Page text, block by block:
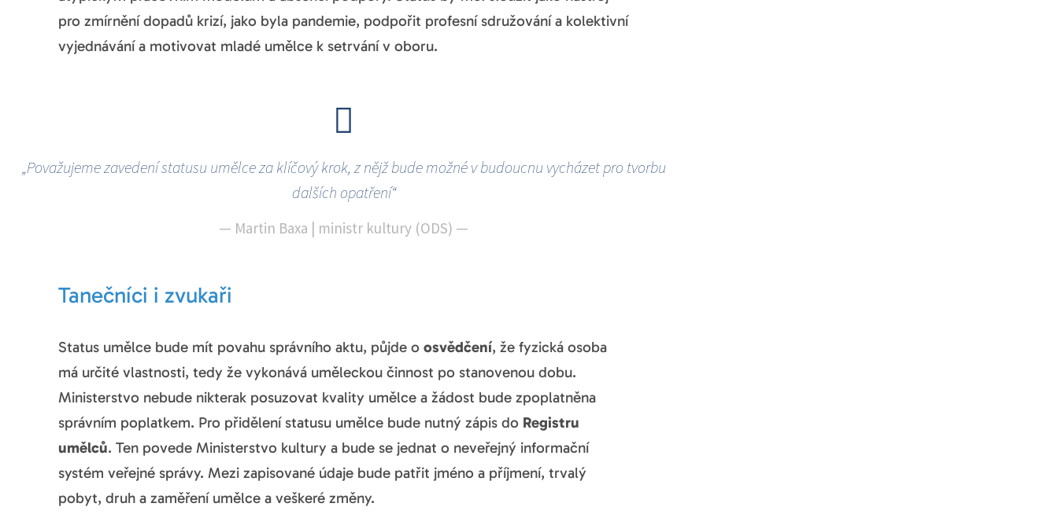
pro zmírnění dopadů krizí, jako byla pandemie, podpořit profesní sdružování a kolektivní
vyjednávání a motivovat mladé umělce k setrvání v oboru.
„Považujeme zavedení statusu umělce za klíčový krok, z nějž bude možné v budoucnu vycházet pro tvorbu
dalších opatření“
— Martin Baxa | ministr kultury (ODS) —
Tanečníci i zvukaři
Status umělce bude mít povahu správního aktu, půjde o osvědčení, že fyzická osoba
má určité vlastnosti, tedy že vykonává uměleckou činnost po stanovenou dobu.
Ministerstvo nebude nikterak posuzovat kvality umělce a žádost bude zpoplatněna
správním poplatkem. Pro přidělení statusu umělce bude nutný zápis do Registru
umělců. Ten povede Ministerstvo kultury a bude se jednat o neveřejný informační
systém veřejné správy. Mezi zapisované údaje bude patřit jméno a příjmení, trvalý
pobyt, druh a zaměření umělce a veškeré změny.